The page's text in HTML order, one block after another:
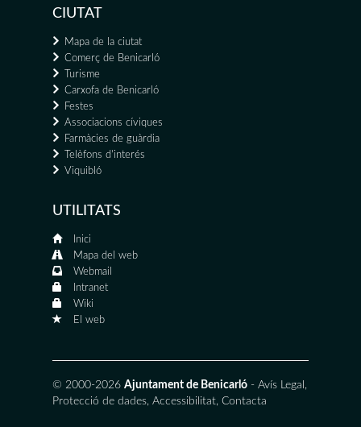
CIUTAT
Mapa de la ciutat
Comerç de Benicarló
Turisme
Carxofa de Benicarló
Festes
Associacions cíviques
Farmàcies de guàrdia
Telèfons d'interés
Viquibló
UTILITATS
Inici
Mapa del web
Webmail
Intranet
Wiki
El web
© 2000-2026 Ajuntament de Benicarló - Avís Legal ,
Protecció de dades, Accessibilitat, Contacta